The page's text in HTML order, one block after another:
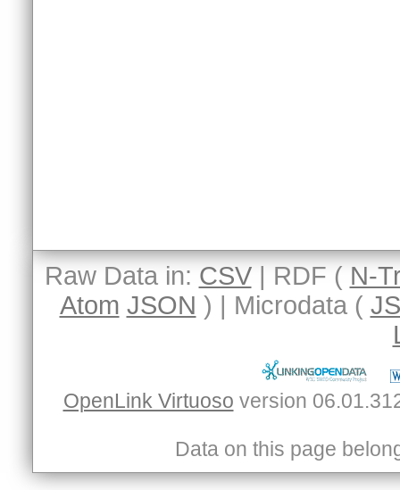
Raw Data in: CSV| RDF ( N-
Atom JSON ) | Microdata (
OpenLink Virtuoso
Data on this page